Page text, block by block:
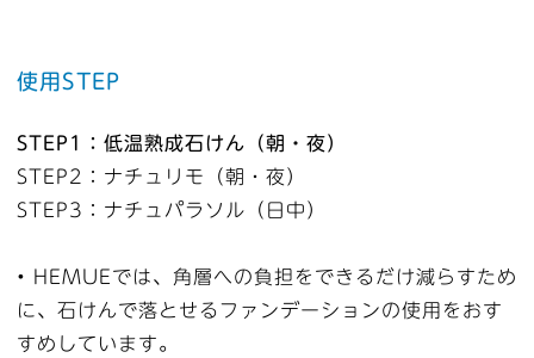
使用STEP
STEP1：低温熟成石けん（朝・夜）
STEP2：ナチュリモ（朝・夜）
STEP3：ナチュパラソル（日中）
• HEMUEでは、角層への負担をできるだけ減らすため
に、石けんで落とせるファンデーションの使用をおす
すめしています。